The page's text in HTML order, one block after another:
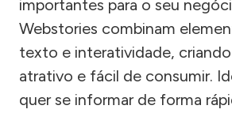
importantes para o seu
Webstories combinam
texto e interatividade,
atrativo e fácil de consumir.
quer se informar de forma